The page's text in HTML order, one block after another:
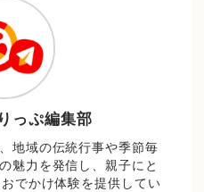
っぷ編集部
地域の伝統行事や季節毎
魅力を発信し、親子にと
でかけ体験を提供してい